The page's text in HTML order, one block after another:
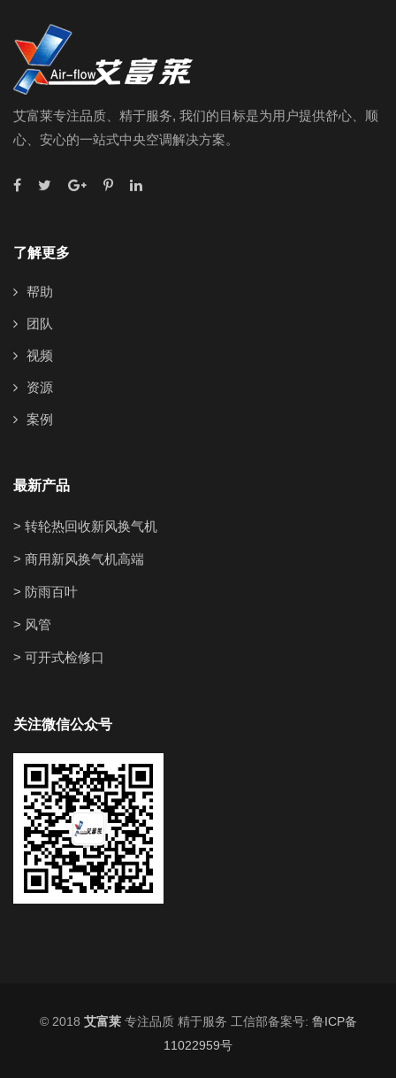
艾富莱专注品质、精于服务, 我们的目标是为用户提供舒心、顺
心、安心的一站式中央空调解决方案。
了解更多
帮助
团队
视频
资源
案例
最新产品
> 转轮热回收新风换气机
> 商用新风换气机高端
> 防雨百叶
> 风管
> 可开式检修口
关注微信公众号
© 2018 艾富莱专注品质 精于服务 工信部备案号: 鲁ICP备
11022959号